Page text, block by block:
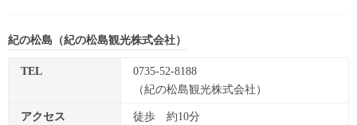
紀の松島（紀の松島観光株式会社）
TEL
0735-52-8188
（紀の松島観光株式会社）
アクセス 徒歩 約10分